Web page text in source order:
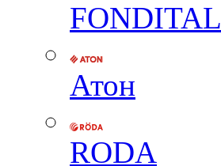
FONDITAL
Атон
RODA